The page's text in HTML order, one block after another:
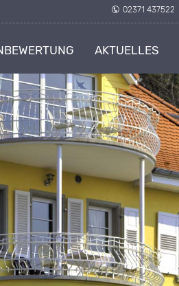
02371 437522
AKTUELLES